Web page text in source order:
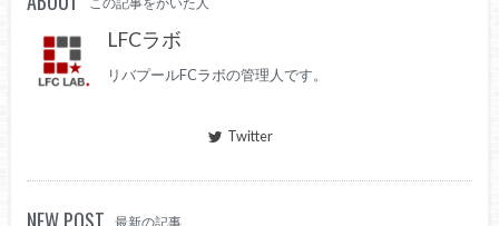
LFCラボ
リバプールFCラボの管理人です。
Twitter
NEW POST 最新の記事